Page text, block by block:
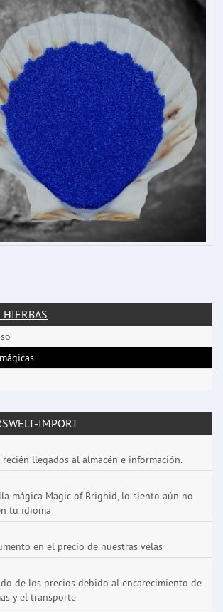
IMPORT
recién llegados al almacén e información.
mágica Magic of Brighid, lo siento aún no
tu idioma
en el precio de nuestras velas
de los precios debido al encarecimiento de
y el transporte